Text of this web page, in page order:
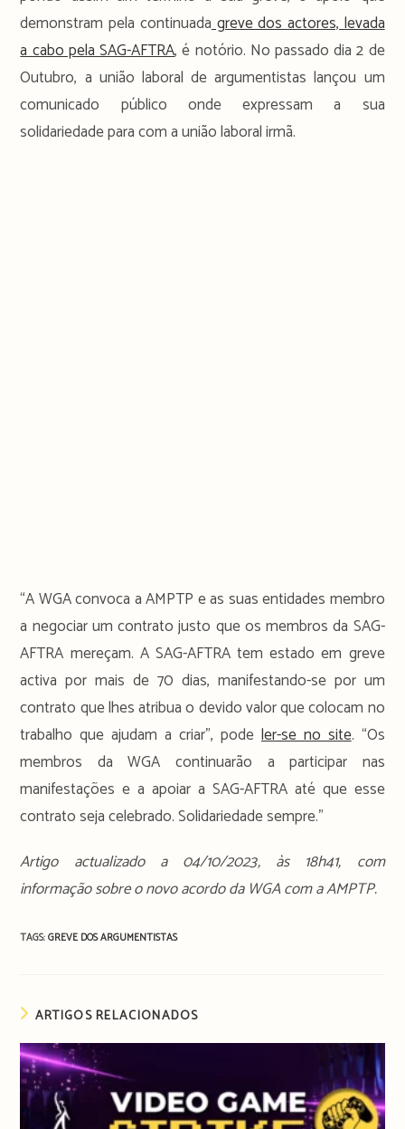
demonstram pela continuadagreve dos actores, levada
a cabo pela SAG-AFTRA, é notório. No passado dia 2 de
Outubro, a união laboral de argumentistas lançou um
comunicado público onde expressam a sua
solidariedade para com a união laboral irmã.
“A WGA convoca a AMPTP e as suas entidades membro
a negociar um contrato justo que os membros da SAG-
AFTRA mereçam. A SAG-AFTRA tem estado em greve
activa por mais de 70 dias, manifestando-se por um
contrato que lhes atribua o devido valor que colocam no
trabalho que ajudam a criar”, podeler-se no site. “Os
membros da WGA continuarão a participar nas
manifestações e a apoiar a SAG-AFTRA até que esse
contrato seja celebrado. Solidariedade sempre.”
Artigo actualizado a 04/10/2023, às 18h41, com
informação sobreo novo acordo da WGA com a AMPTP.
TAGS:GREVE DOS ARGUMENTISTAS
ARTIGOS RELACIONADOS